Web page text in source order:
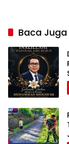
Baca Juga